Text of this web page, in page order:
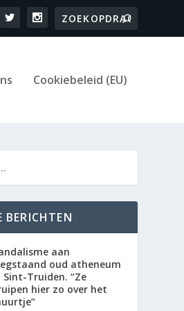
Cookiebeleid (EU)
BERICHTEN
aan
oud atheneum
Sint-Truiden. “Ze
hier zo over het